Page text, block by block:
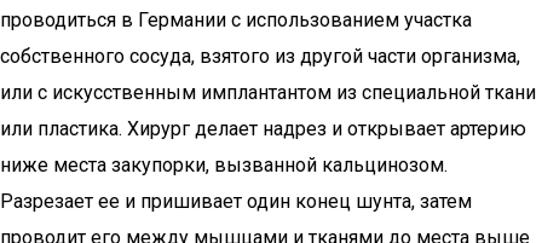
проводиться в Германии с использованием участка
собственного сосуда, взятого из другой части организма,
или с искусственным имплантантом из специальной ткани
или пластика. Хирург делает надрез и открывает артерию
ниже места закупорки, вызванной кальцинозом.
Разрезает ее и пришивает один конец шунта, затем
проводит его между мышцами и тканями до места выше